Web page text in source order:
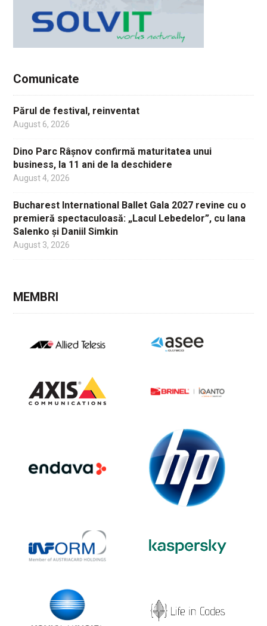
Comunicate
Părul de festival, reinventat
August 6, 2026
Dino Parc Râșnov confirmă maturitatea unui
business, la 11 ani de la deschidere
August 4, 2026
Bucharest International Ballet Gala 2027 revine cu o
premieră spectaculoasă: „Lacul Lebedelor”, cu Iana
Salenko și Daniil Simkin
August 3, 2026
MEMBRI